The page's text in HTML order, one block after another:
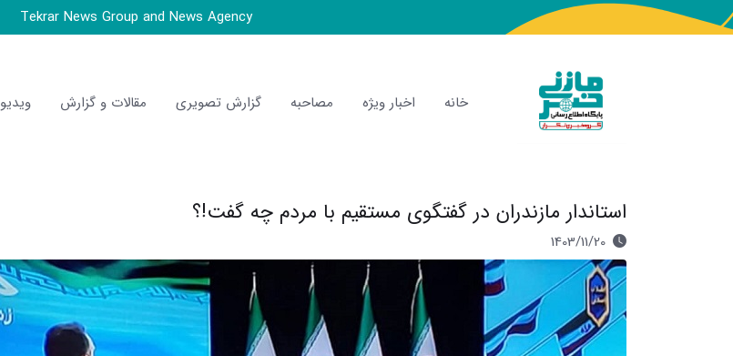
Tekrar News Group and News Agency
خانه اخبار ویژه مصاحبه گزارش تصویری مقالات و گزارش ویدیو
استاندار مازندران در گفتگوی مستقیم با مردم چه گفت!؟
1403/11/20